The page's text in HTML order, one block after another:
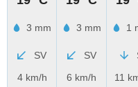
3 mm
SV
4 km/h
3 mm
SV
6 km/h
1
11